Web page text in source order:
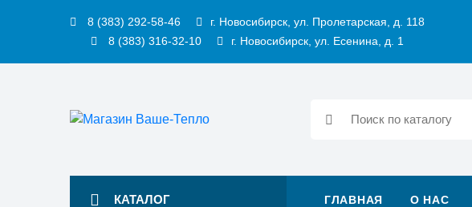
8 (383) 292-58-46
г. Новосибирск, ул. Пролетарская, д. 118
8 (383) 316-32-10
г. Новосибирск, ул. Есенина, д. 1
КАТАЛОГ ГЛАВНАЯ О НАС